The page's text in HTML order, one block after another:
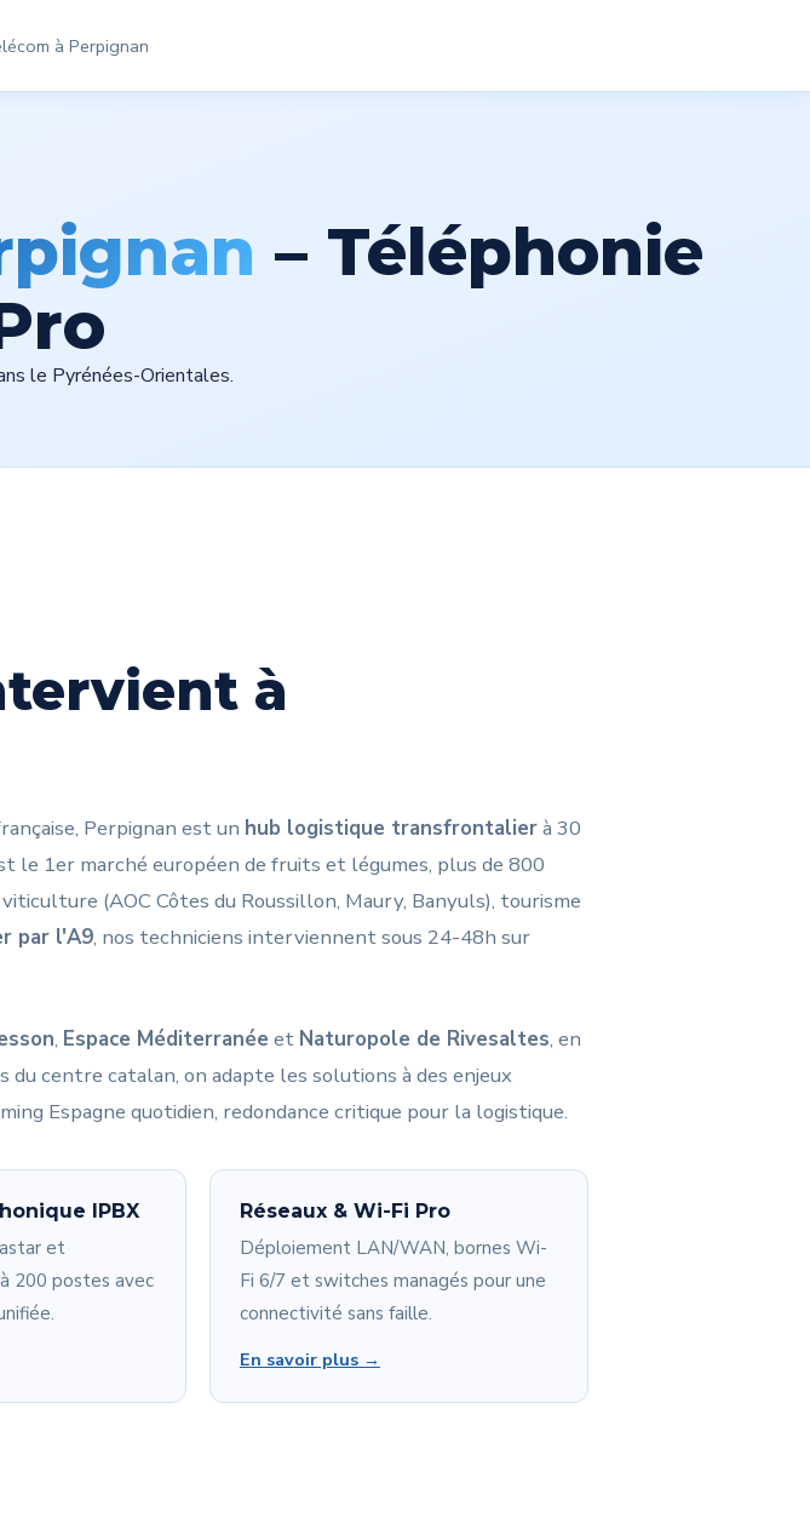
à Perpignan
– Téléphonie
le Pyrénées-Orientales.
à
Perpignan est un hub logistique transfrontalierà 30
le 1er marché européen de fruits et légumes, plus de 800
(AOC Côtes du Roussillon, Maury, Banyuls), tourisme
par l'A9, nos techniciens interviennent sous 24-48h sur
, Espace Méditerranée et Naturopole de Rivesaltes, en
centre catalan, on adapte les solutions à des enjeux
Espagne quotidien, redondance critique pour la logistique.
IPBX
et
200 postes avec
Réseaux & Wi-Fi Pro
Déploiement LAN/WAN, bornes Wi-
Fi 6/7 et switches managés pour une
connectivité sans faille.
En savoir plus →